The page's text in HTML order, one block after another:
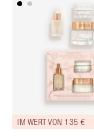
IM WERT VON 135 €